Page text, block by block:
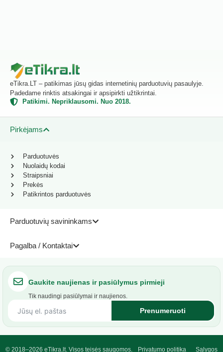
eTikra.LT – patikimas jūsų gidas internetinių parduotuvių pasaulyje.
Padedame rinktis atsakingai ir apsipirkti užtikrintai.
Patikimi. Nepriklausomi. Nuo 2018.
Pirkėjams
Parduotuvių savininkams
Pagalba / Kontaktai
Parduotuvės
Nuolaidų kodai
Straipsniai
Prekės
Patikrintos parduotuvės
Gaukite naujienas ir pasiūlymus pirmieji
Tik naudingi pasiūlymai ir naujienos.
Prenumeruoti
© 2018–2026 eTikra.lt. Visos teisės saugomos. Privatumo politika Sąlygos